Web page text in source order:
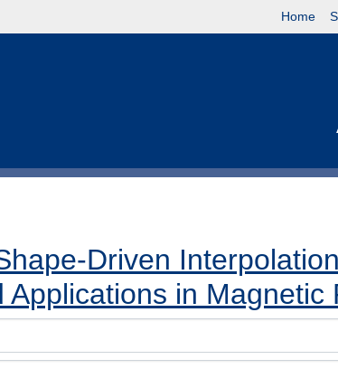
Home
Driven
in Magnetic